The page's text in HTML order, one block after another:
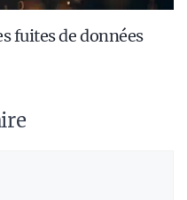
fuites de données